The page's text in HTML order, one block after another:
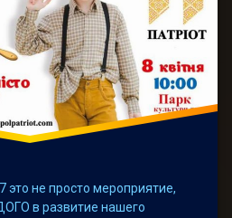
это не просто мероприятие,
в развитие нашего